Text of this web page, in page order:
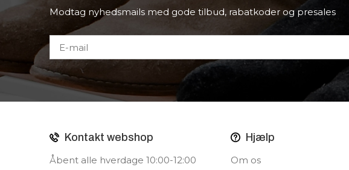
Modtag nyhedsmails med gode tilbud, rabatkoder og presales
Kontakt webshop
Åbent alle hverdage 10:00-12:00
Hjælp
Om os